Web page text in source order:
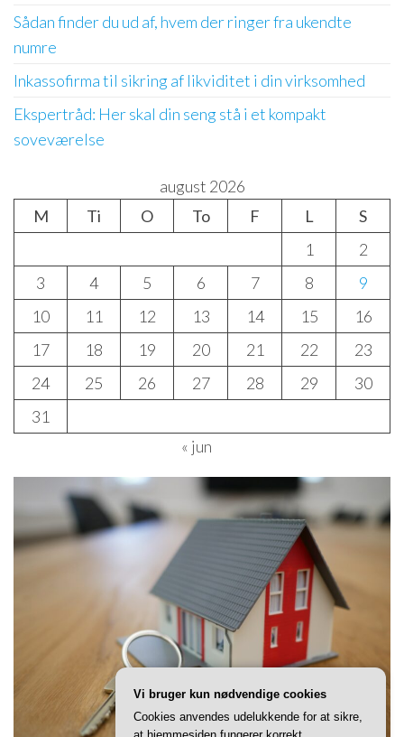
Sådan finder du ud af, hvem der ringer fra ukendte
numre
Inkassofirma til sikring af likviditet i din virksomhed
Ekspertråd: Her skal din seng stå i et kompakt
soveværelse
august 2026
M
Ti O To F L
S
1
2
3
4 5 6 7 8
9
10
11 12 13 14 15
16
17
18 19 20 21 22
23
24
25 26 27 28 29
30
31
« jun
Vi bruger kun nødvendige cookies
Cookies anvendes udelukkende for at sikre,